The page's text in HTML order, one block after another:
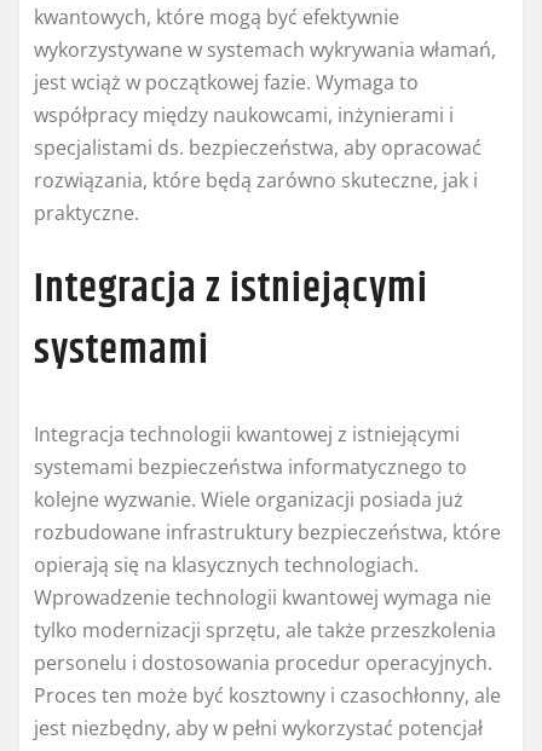
kwantowych, które mogą być efektywnie
wykorzystywane w systemach wykrywania włamań,
jest wciąż w początkowej fazie. Wymaga to
współpracy między naukowcami, inżynierami i
specjalistami ds. bezpieczeństwa, aby opracować
rozwiązania, które będą zarówno skuteczne, jak i
praktyczne.
Integracja z istniejącymi
systemami
Integracja technologii kwantowej z istniejącymi
systemami bezpieczeństwa informatycznego to
kolejne wyzwanie. Wiele organizacji posiada już
rozbudowane infrastruktury bezpieczeństwa, które
opierają się na klasycznych technologiach.
Wprowadzenie technologii kwantowej wymaga nie
tylko modernizacji sprzętu, ale także przeszkolenia
personelu i dostosowania procedur operacyjnych.
Proces ten może być kosztowny i czasochłonny, ale
jest niezbędny, aby w pełni wykorzystać potencjał